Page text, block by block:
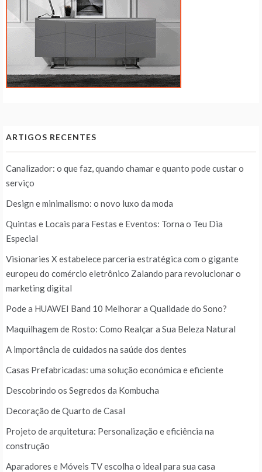
ARTIGOS RECENTES
Canalizador: o que faz, quando chamar e quanto pode custar o
serviço
Design e minimalismo: o novo luxo da moda
Quintas e Locais para Festas e Eventos: Torna o Teu Dia
Especial
Visionaries X estabelece parceria estratégica com o gigante
europeu do comércio eletrônico Zalando para revolucionar o
marketing digital
Pode a HUAWEI Band 10 Melhorar a Qualidade do Sono?
Maquilhagem de Rosto: Como Realçar a Sua Beleza Natural
A importância de cuidados na saúde dos dentes
Casas Prefabricadas: uma solução económica e eficiente
Descobrindo os Segredos da Kombucha
Decoração de Quarto de Casal
Projeto de arquitetura: Personalização e eficiência na
construção
Aparadores e Móveis TV escolha o ideal para sua casa